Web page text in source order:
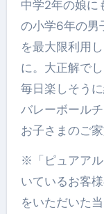
中学2年の娘に
の小学6年の男
を最大限利用
に。大正解で
毎日楽しそう
バレーボール
お子さまのご家
※「ピュアア
いているお客
をいただいた